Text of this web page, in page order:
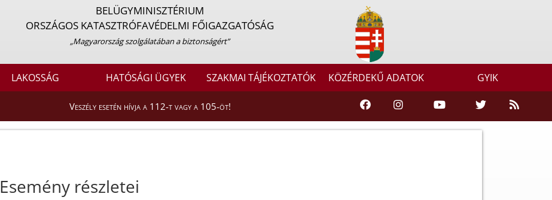
BELÜGYMINISZTÉRIUM
ORSZÁGOS KATASZTRÓFAVÉDELMI FŐIGAZGATÓSÁG
„Magyarország szolgálatában a biztonságért”
LAKOSSÁG HATÓSÁGI ÜGYEK SZAKMAI TÁJÉKOZTATÓK KÖZÉRDEKŰ ADATOK GYIK
Veszély esetén hívja a 112-t vagy a 105-öt!
Esemény részletei